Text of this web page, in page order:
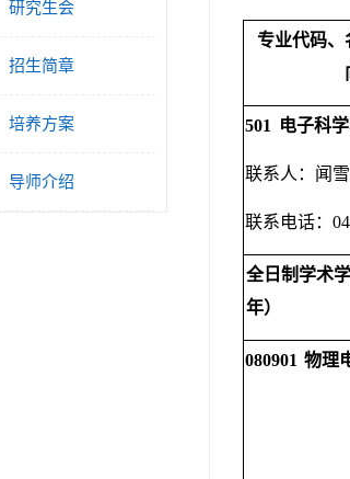
研究生会
招生简章
培养方案
导师介绍
专业代码、
501 电子科
联系人：闻
联系电话：
全日制学术
年）
080901 物理